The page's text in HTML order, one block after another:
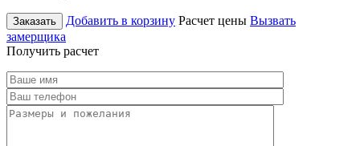
Заказать Добавить в корзину Расчет цены Вызвать
замерщика
Получить расчет